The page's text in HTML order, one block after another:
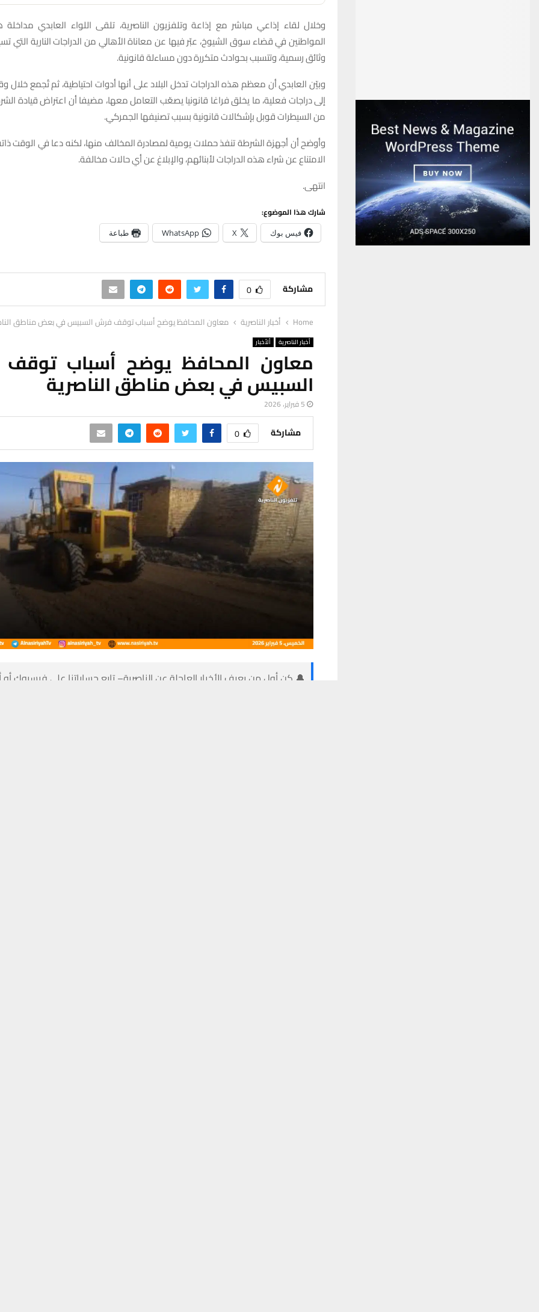
وخلال لقاء إذاعي مباشر مع إذاعة وتلفزيون الناصرية، تلقى اللواء العابدي
المواطنين في قضاء سوق الشيوخ، عبّر فيها عن معاناة الأهالي من الدراجات النارية التي
وثائق رسمية، وتتسبب بحوادث متكررة دون مساءلة قانونية.
وبيّن العابدي أن معظم هذه الدراجات تدخل البلاد على أنها أدوات احتياطية، ثم تُجمع خلال
إلى دراجات فعلية، ما يخلق فراغا قانونيا يصعّب التعامل معها، مضيفا أن اعتراض قيادة
من السيطرات قوبل بإشكالات قانونية بسبب تصنيفها الجمركي.
وأوضح أن أجهزة الشرطة تنفذ حملات يومية لمصادرة المخالف منها، لكنه دعا في الوقت
الامتناع عن شراء هذه الدراجات لأبنائهم، والإبلاغ عن أي حالات مخالفة.
انتهى.
شارك هذا الموضوع:
فيس بوك X
WhatsApp طباعة
مشاركة 0
Home أخبار الناصرية معاون المحافظ يوضح أسباب توقف فرش السبيس في بعض مناطق
أخبار الناصرية ألأخبار
معاون المحافظ يوضح أسباب
السبيس في بعض مناطق الناصرية
5 فبراير، 2026
مشاركة 0
🔔 كن أول من يعرف الأخبار العاجلة عن الناصرية– تابع حساباتنا على فيسبوك